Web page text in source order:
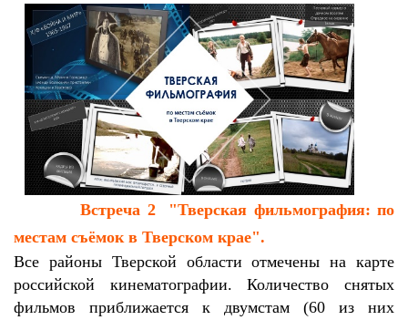
Встреча 2 "Тверская фильмография: по
местам съёмок в Тверском крае".
Все районы Тверской области отмечены на карте
российской кинематографии. Количество снятых
фильмов приближается к двумстам (60 из них